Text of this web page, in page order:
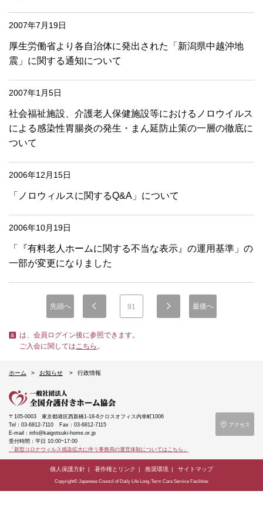
2007年7月19日
厚生労働省より各自治体に発出された「新潟県中越沖地
震」に関する通知について
2007年1月5日
社会福祉施設、介護老人保健施設等におけるノロウイルス
による感染性胃腸炎の発生・まん延防止策の一層の徹底に
ついて
2006年12月15日
「ノロウィルスに関するQ&A」について
2006年10月19日
「『有料老人ホームに関する不当な表示』の運用基準」の
一部が変更になりました
先頭へ 91 最後へ
は、会員ログイン後に参照できます。
ご入会に関してはこちら 。
ホーム お知らせ 行政情報
〒105-0003 東京都港区西新橋1-18-6クロスオフィス内幸町1006
Tel：03-6812-7110
Fax：03-6812-7115
E-mail：info@kaigotsuki-home.or.jp
受付時間：平日 10:00~17:00
「新型コロナウィルス感染拡大に伴う事務局の運営体制についてはこちら」
アクセス
個人保護方針 著作権とリンク 推奨環境 サイトマップ
Copyright© Japanese Council of Daily Life Long-Term Care Service Facilities